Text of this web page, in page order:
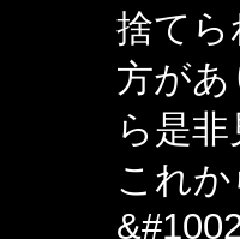
捨て
方が
ら是
これ